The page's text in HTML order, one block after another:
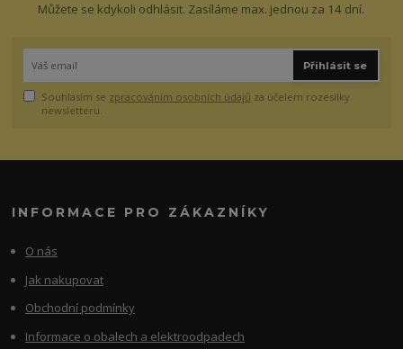
Můžete se kdykoli odhlásit. Zasíláme max. jednou za 14 dní.
Přihlásit se
Souhlasím se zpracováním osobních údajů za účelem rozesílky
newsletteru.
INFORMACE PRO ZÁKAZNÍKY
O nás
Jak nakupovat
Obchodní podmínky
Informace o obalech a elektroodpadech